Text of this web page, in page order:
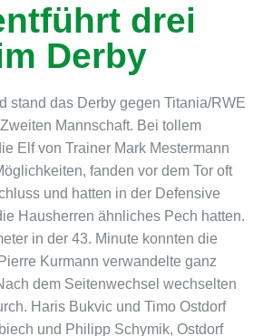
drei
Derby
stand das Derby gegen Titania/RWE
Mannschaft. Bei tollem
Elf von Trainer Mark Mestermann
fanden vor dem Tor oft
und hatten in der Defensive
Hausherren ähnliches Pech hatten.
in der 43. Minute konnten die
Kurmann verwandelte ganz
dem Seitenwechsel wechselten
Haris Bukvic und Timo Ostdorf
und Philipp Schymik, Ostdorf